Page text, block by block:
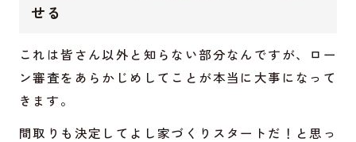
せる
これは皆さん以外と知らない部分なんですが、ロー
ン審査をあらかじめしてことが本当に大事になって
きます。
間取りも決定してよし家づくりスタートだ！と思っ